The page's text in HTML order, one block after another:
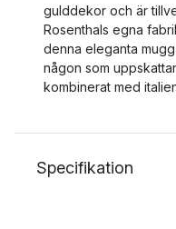
gulddekor och är
Rosenthals egna
denna eleganta
någon som
kombinerat med
Specifikation